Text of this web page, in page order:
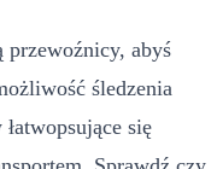
przewoźnicy, abyś
śledzenia
się